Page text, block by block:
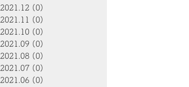
2021.12 (0)
2021.11 (0)
2021.10 (0)
2021.09 (0)
2021.08 (0)
2021.07 (0)
2021.06 (0)